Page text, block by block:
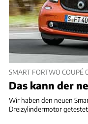
SMART FORTWO COUPÉ
Das kann der
Wir haben den neuen
Dreizylindermotor